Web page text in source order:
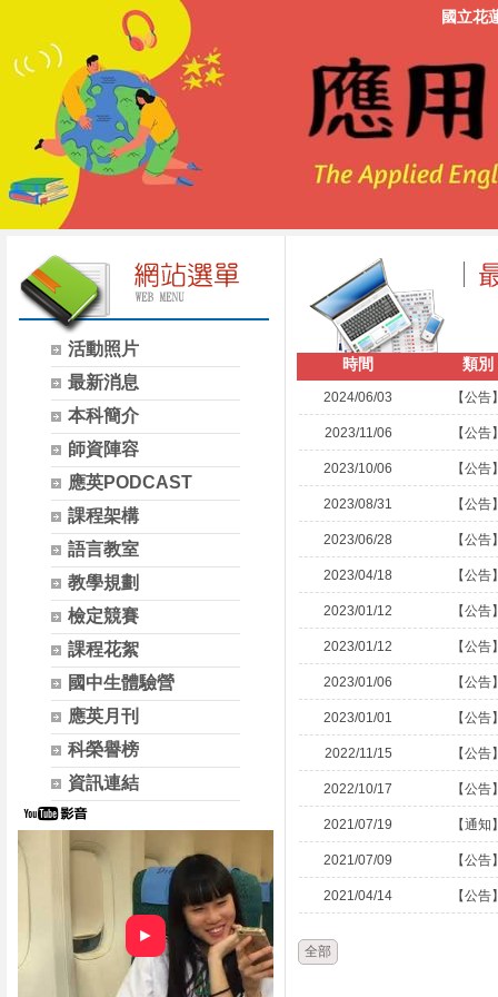
國立花
活動照片
最新消息
本科簡介
師資陣容
應英PODCAST
課程架構
語言教室
教學規劃
檢定競賽
課程花絮
國中生體驗營
應英月刊
科榮譽榜
資訊連結
►
時間 類別
2024/06/03 【公告
2023/11/06 【公告
2023/10/06 【公告
2023/08/31 【公告
2023/06/28 【公告
2023/04/18 【公告
2023/01/12 【公告
2023/01/12 【公告
2023/01/06 【公告
2023/01/01 【公告
2022/11/15 【公告
2022/10/17 【公告
2021/07/19 【通知
2021/07/09 【公告
2021/04/14 【公告
全部